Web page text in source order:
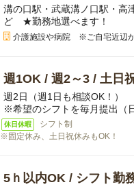
溝の口駅・武蔵溝ノ口駅・高
ど ★勤務地選べます！
介護施設や病院 ※ご自宅近辺
週1OK / 週2～3 / 土日
週2日（週1日も相談OK！）
※希望のシフトを毎月提出（
休日休暇
シフト制
※固定休み、土日祝休みもOK！
5ｈ以内OK / シフト勤